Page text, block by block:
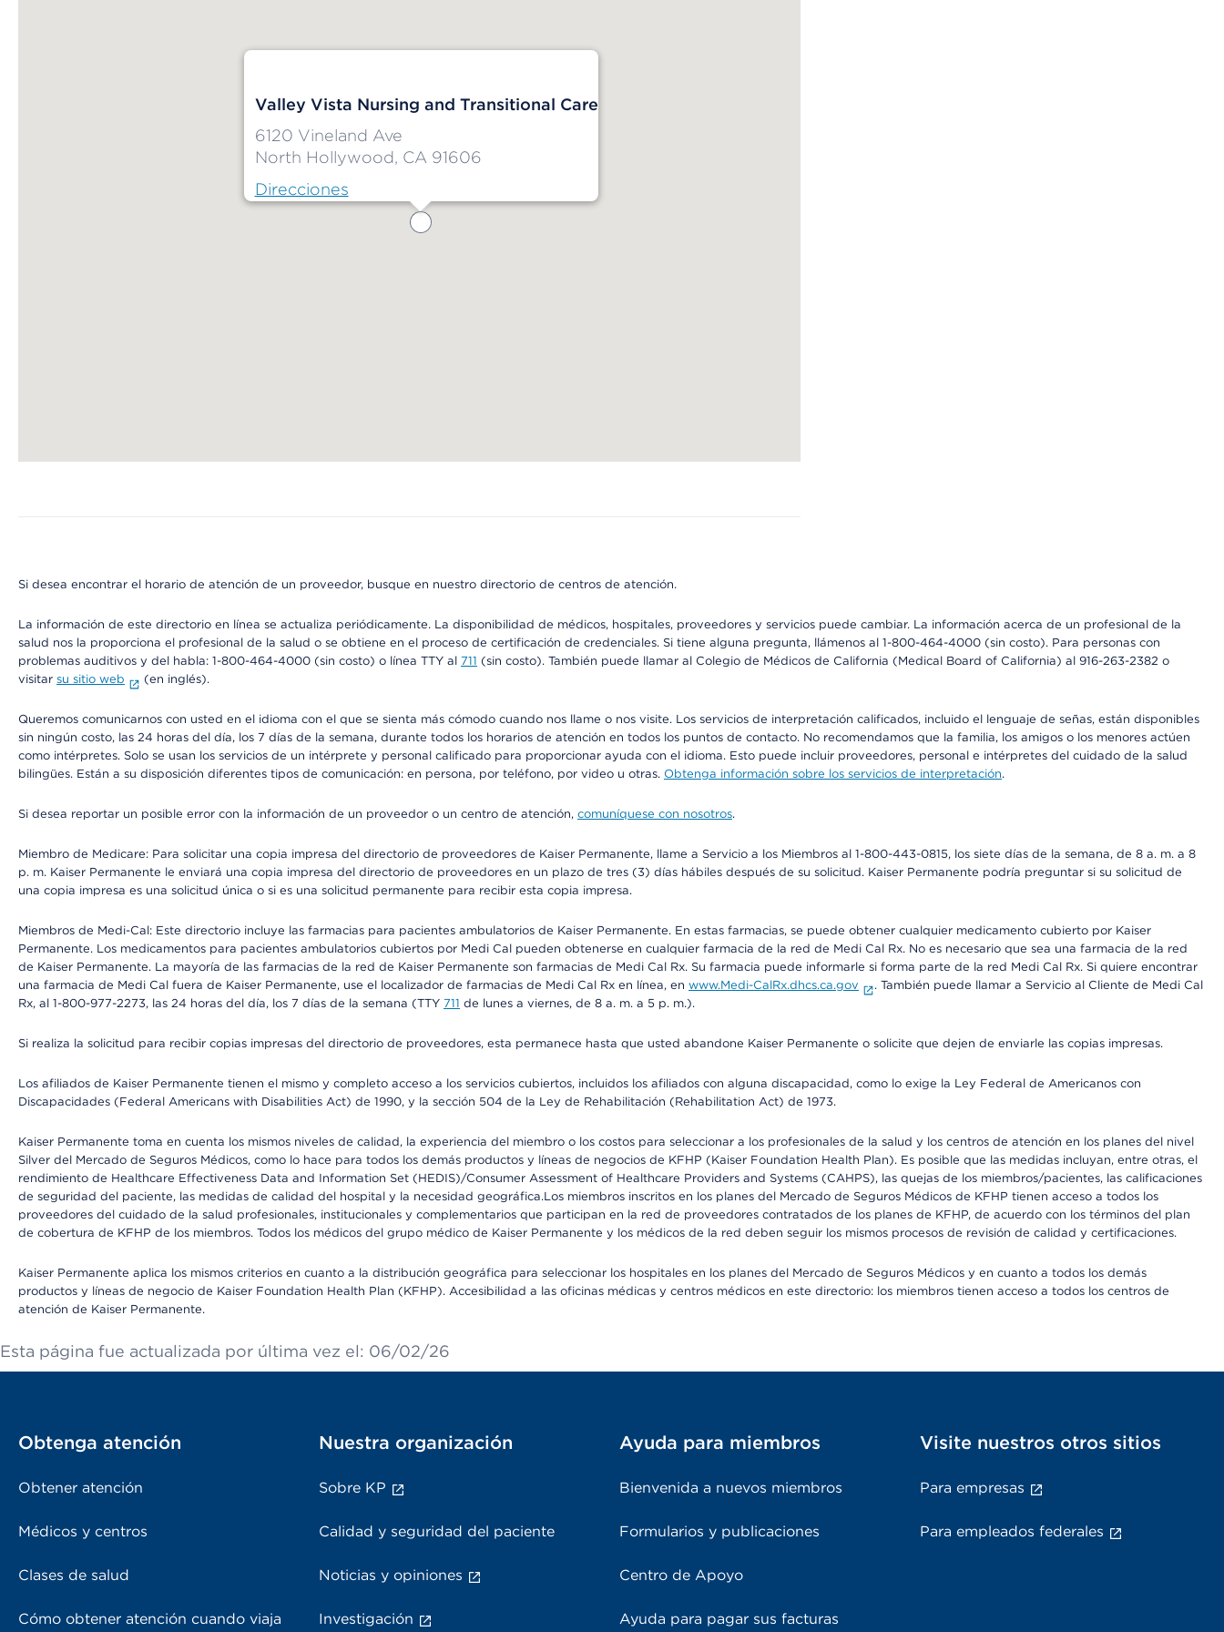
Valley Vista Nursing and Transitional Care
6120 Vineland Ave
North Hollywood, CA 91606
Direcciones
Si desea encontrar el horario de atención de un proveedor, busque en nuestro directorio de centros de atención.
La información de este directorio en línea se actualiza periódicamente. La disponibilidad de médicos, hospitales, proveedores y servicios puede cambiar. La información acerca de un profesional de la
salud nos la proporciona el profesional de la salud o se obtiene en el proceso de certificación de credenciales. Si tiene alguna pregunta, llámenos al 1-800-464-4000 (sin costo). Para personas con
problemas auditivos y del habla: 1-800-464-4000 (sin costo) o línea TTY al 711 (sin costo). También puede llamar al Colegio de Médicos de California (Medical Board of California) al 916-263-2382 o
visitar su sitio web (en inglés).
Queremos comunicarnos con usted en el idioma con el que se sienta más cómodo cuando nos llame o nos visite. Los servicios de interpretación calificados, incluido el lenguaje de señas, están disponibles
sin ningún costo, las 24 horas del día, los 7 días de la semana, durante todos los horarios de atención en todos los puntos de contacto. No recomendamos que la familia, los amigos o los menores actúen
como intérpretes. Solo se usan los servicios de un intérprete y personal calificado para proporcionar ayuda con el idioma. Esto puede incluir proveedores, personal e intérpretes del cuidado de la salud
bilingües. Están a su disposición diferentes tipos de comunicación: en persona, por teléfono, por video u otras. Obtenga información sobre los servicios de interpretación.
Si desea reportar un posible error con la información de un proveedor o un centro de atención, comuníquese con nosotros.
Miembro de Medicare: Para solicitar una copia impresa del directorio de proveedores de Kaiser Permanente, llame a Servicio a los Miembros al 1-800-443-0815, los siete días de la semana, de 8 a. m. a 8
p. m. Kaiser Permanente le enviará una copia impresa del directorio de proveedores en un plazo de tres (3) días hábiles después de su solicitud. Kaiser Permanente podría preguntar si su solicitud de
una copia impresa es una solicitud única o si es una solicitud permanente para recibir esta copia impresa.
Miembros de Medi-Cal: Este directorio incluye las farmacias para pacientes ambulatorios de Kaiser Permanente. En estas farmacias, se puede obtener cualquier medicamento cubierto por Kaiser
Permanente. Los medicamentos para pacientes ambulatorios cubiertos por Medi Cal pueden obtenerse en cualquier farmacia de la red de Medi Cal Rx. No es necesario que sea una farmacia de la red
de Kaiser Permanente. La mayoría de las farmacias de la red de Kaiser Permanente son farmacias de Medi Cal Rx. Su farmacia puede informarle si forma parte de la red Medi Cal Rx. Si quiere encontrar
una farmacia de Medi Cal fuera de Kaiser Permanente, use el localizador de farmacias de Medi Cal Rx en línea, en www.Medi-CalRx.dhcs.ca.gov
. También puede llamar a Servicio al Cliente de Medi Cal
Rx, al 1-800-977-2273, las 24 horas del día, los 7 días de la semana (TTY 711 de lunes a viernes, de 8 a. m. a 5 p. m.).
Si realiza la solicitud para recibir copias impresas del directorio de proveedores, esta permanece hasta que usted abandone Kaiser Permanente o solicite que dejen de enviarle las copias impresas.
Los afiliados de Kaiser Permanente tienen el mismo y completo acceso a los servicios cubiertos, incluidos los afiliados con alguna discapacidad, como lo exige la Ley Federal de Americanos con
Discapacidades (Federal Americans with Disabilities Act) de 1990, y la sección 504 de la Ley de Rehabilitación (Rehabilitation Act) de 1973.
Kaiser Permanente toma en cuenta los mismos niveles de calidad, la experiencia del miembro o los costos para seleccionar a los profesionales de la salud y los centros de atención en los planes del nivel
Silver del Mercado de Seguros Médicos, como lo hace para todos los demás productos y líneas de negocios de KFHP (Kaiser Foundation Health Plan). Es posible que las medidas incluyan, entre otras, el
rendimiento de Healthcare Effectiveness Data and Information Set (HEDIS)/Consumer Assessment of Healthcare Providers and Systems (CAHPS), las quejas de los miembros/pacientes, las calificaciones
de seguridad del paciente, las medidas de calidad del hospital y la necesidad geográfica.Los miembros inscritos en los planes del Mercado de Seguros Médicos de KFHP tienen acceso a todos los
proveedores del cuidado de la salud profesionales, institucionales y complementarios que participan en la red de proveedores contratados de los planes de KFHP, de acuerdo con los términos del plan
de cobertura de KFHP de los miembros. Todos los médicos del grupo médico de Kaiser Permanente y los médicos de la red deben seguir los mismos procesos de revisión de calidad y certificaciones.
Kaiser Permanente aplica los mismos criterios en cuanto a la distribución geográfica para seleccionar los hospitales en los planes del Mercado de Seguros Médicos y en cuanto a todos los demás
productos y líneas de negocio de Kaiser Foundation Health Plan (KFHP). Accesibilidad a las oficinas médicas y centros médicos en este directorio: los miembros tienen acceso a todos los centros de
atención de Kaiser Permanente.
Esta página fue actualizada por última vez el: 06/02/26
Obtenga atención
Obtener atención
Médicos y centros
Clases de salud
Cómo obtener atención cuando viaja
Nuestra organización
Sobre KP
Calidad y seguridad del paciente
Noticias y opiniones
Investigación
Ayuda para miembros
Bienvenida a nuevos miembros
Formularios y publicaciones
Centro de Apoyo
Ayuda para pagar sus facturas
Visite nuestros otros sitios
Para empresas
Para empleados federales